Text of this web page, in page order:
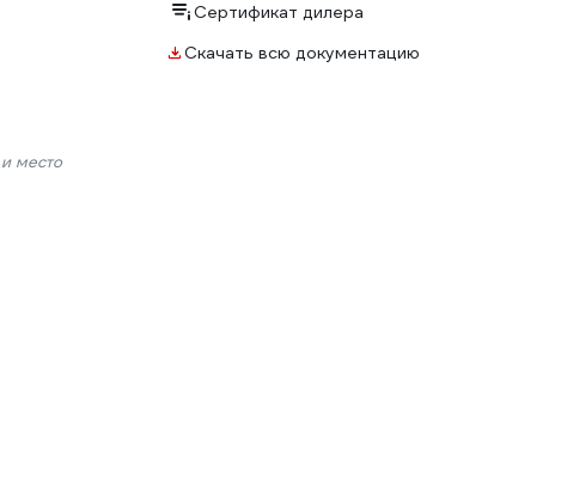
место
Сертификат дилера
Скачать всю документацию